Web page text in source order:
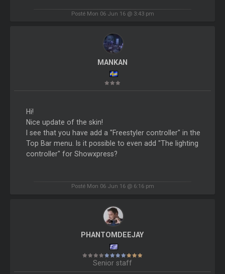
Posté Mon 06 Jun 16 @ 3:43 pm
MANKAN
Hi!
Nice update of the skin!
I see that you have add a "Freestyler controller" in the
Top Bar menu. Is it possible to even add "The lighting
controller" for Showxpress?
Posté Mon 06 Jun 16 @ 6:16 pm
PHANTOMDEEJAY
Senior staff